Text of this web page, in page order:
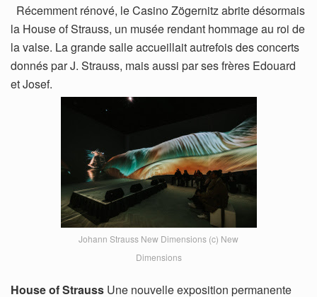
Récemment rénové, le Casino Zögernitz abrite désormais
la House of Strauss, un musée rendant hommage au roi de
la valse. La grande salle accueillait autrefois des concerts
donnés par J. Strauss, mais aussi par ses frères Edouard
et Josef.
Johann Strauss New Dimensions (c) New
Dimensions
House of Strauss Une nouvelle exposition permanente